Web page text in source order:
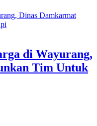
di Wayurang,
Tim Untuk